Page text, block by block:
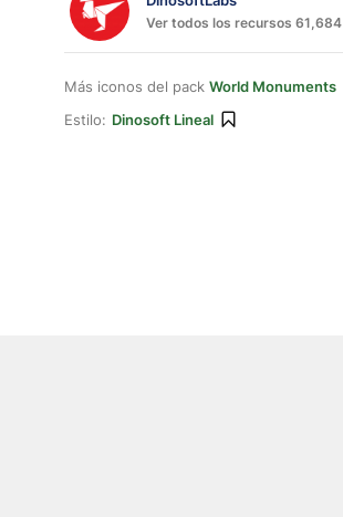
Ver todos los recursos 61,684
Más iconos del pack World Monuments
Estilo: Dinosoft Lineal